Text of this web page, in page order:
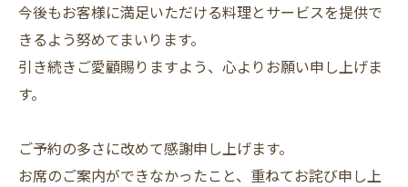
今後もお客様に満足いただける料理とサービスを提供で
きるよう努めてまいります。
引き続きご愛顧賜りますよう、心よりお願い申し上げま
す。
ご予約の多さに改めて感謝申し上げます。
お席のご案内ができなかったこと、重ねてお詫び申し上